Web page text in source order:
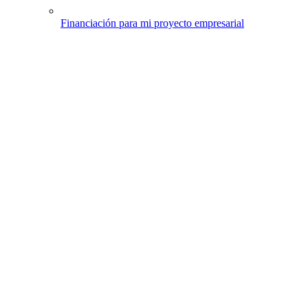
Financiación para mi proyecto empresarial